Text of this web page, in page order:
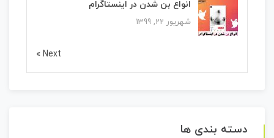
انواع بن شدن در اینستاگرام
شهریور 22, 1399
Next »
دسته بندی ها